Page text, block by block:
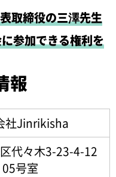
取締役の三澤先生
参加できる権利を
報
社Jinrikisha
代々木3-23-4-12
05号室